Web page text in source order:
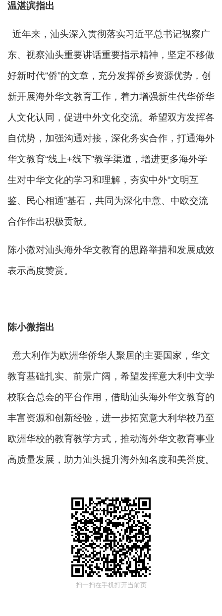
温湛滨指出
近年来，汕头深入贯彻落实习近平总书记视察广
东、视察汕头重要讲话重要指示精神，坚定不移做
好新时代“侨”的文章，充分发挥侨乡资源优势，创
新开展海外华文教育工作，着力增强新生代华侨华
人文化认同，促进中外文化交流。希望双方发挥各
自优势，加强沟通对接，深化务实合作，打通海外
华文教育“线上+线下”教学渠道，增进更多海外学
生对中华文化的学习和理解，夯实中外“文明互
鉴、民心相通”基石，共同为深化中意、中欧交流
合作作出积极贡献。
陈小微对汕头海外华文教育的思路举措和发展成效
表示高度赞赏。
陈小微指出
意大利作为欧洲华侨华人聚居的主要国家，华文
教育基础扎实、前景广阔，希望发挥意大利中文学
校联合总会的平台作用，借助汕头海外华文教育的
丰富资源和创新经验，进一步拓宽意大利华校乃至
欧洲华校的教育教学方式，推动海外华文教育事业
高质量发展，助力汕头提升海外知名度和美誉度。
扫一扫在手机打开当前页